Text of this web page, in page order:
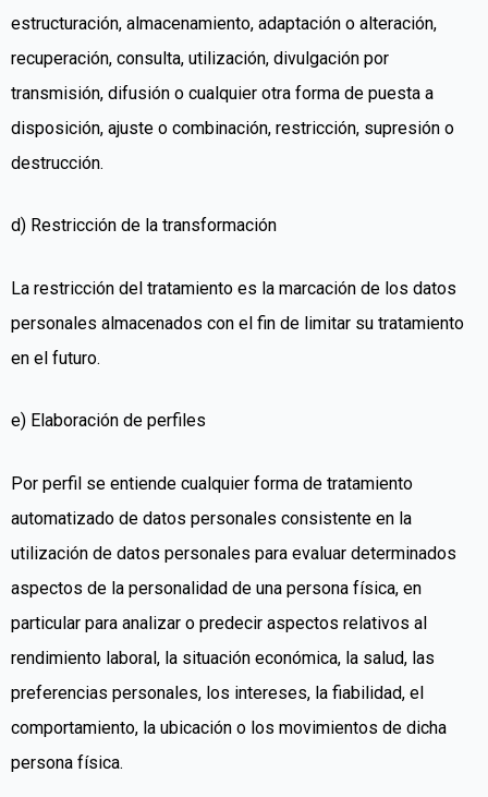
estructuración, almacenamiento, adaptación o alteración,
recuperación, consulta, utilización, divulgación por
transmisión, difusión o cualquier otra forma de puesta a
disposición, ajuste o combinación, restricción, supresión o
destrucción.
d) Restricción de la transformación
La restricción del tratamiento es la marcación de los datos
personales almacenados con el fin de limitar su tratamiento
en el futuro.
e) Elaboración de perfiles
Por perfil se entiende cualquier forma de tratamiento
automatizado de datos personales consistente en la
utilización de datos personales para evaluar determinados
aspectos de la personalidad de una persona física, en
particular para analizar o predecir aspectos relativos al
rendimiento laboral, la situación económica, la salud, las
preferencias personales, los intereses, la fiabilidad, el
comportamiento, la ubicación o los movimientos de dicha
persona física.